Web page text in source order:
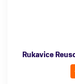
Rukavice